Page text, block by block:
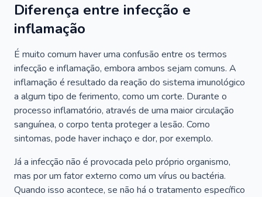
Diferença entre infecção e
inflamação
É muito comum haver uma confusão entre os termos
infecção e inflamação, embora ambos sejam comuns. A
inflamação é resultado da reação do sistema imunológico
a algum tipo de ferimento, como um corte. Durante o
processo inflamatório, através de uma maior circulação
sanguínea, o corpo tenta proteger a lesão. Como
sintomas, pode haver inchaço e dor, por exemplo.
Já a infecção não é provocada pelo próprio organismo,
mas por um fator externo como um vírus ou bactéria.
Quando isso acontece, se não há o tratamento específico